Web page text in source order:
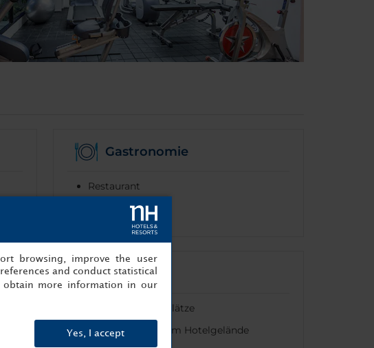
Gastronomie
Restaurant
Zimmerservice
Parken
Kostenlose Parkplätze
Parkplätze auf dem Hotelgelände
browsing, improve the user
and conduct statistical
obtain more information in our
Yes, I accept